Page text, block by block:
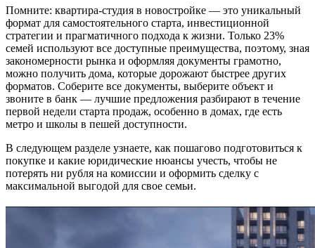
Помните: квартира-студия в новостройке — это уникальный
формат для самостоятельного старта, инвестиционной
стратегии и прагматичного подхода к жизни. Только 23%
семей используют все доступные преимущества, поэтому, зная
закономерности рынка и оформляя документы грамотно,
можно получить дома, которые дорожают быстрее других
форматов. Соберите все документы, выберите объект и
звоните в банк — лучшие предложения разбирают в течение
первой недели старта продаж, особенно в домах, где есть
метро и школы в пешей доступности.
В следующем разделе узнаете, как пошагово подготовиться к
покупке и какие юридические нюансы учесть, чтобы не
потерять ни рубля на комиссии и оформить сделку с
максимальной выгодой для свое семьи.